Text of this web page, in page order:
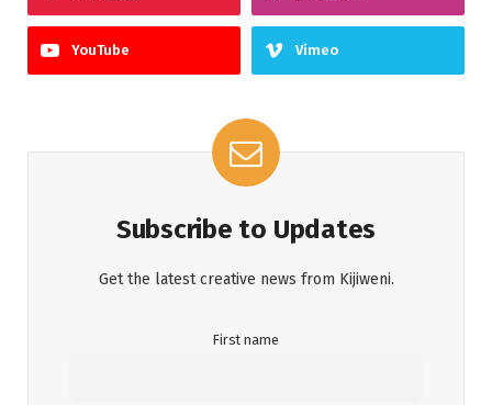
YouTube Vimeo
Subscribe to Updates
Get the latest creative news from Kijiweni.
First name